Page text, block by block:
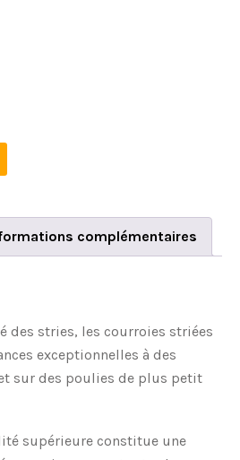
complémentaires
des stries, les courroies striées
exceptionnelles à des
sur des poulies de plus petit
supérieure constitue une